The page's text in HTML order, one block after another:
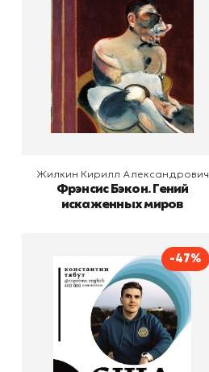
В корзину
Жилкин Кирилл Александрович
Фрэнсис Бэкон. Гений
искаженных миров
-47%
США. Все тонкости
Константин Тябут
Издательство
АСТ